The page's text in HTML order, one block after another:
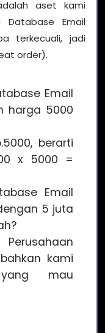
aset kami
Email
terkecuali, jadi
order).
Email
harga 5000
berarti
x 5000 =
Email
5 juta
kami
mau